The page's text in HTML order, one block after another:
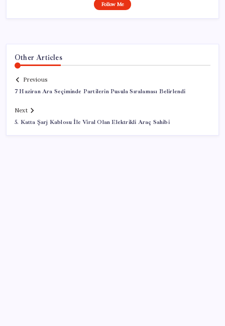
Follow Me
Other Articles
Previous
7 Haziran Ara Seçiminde Partilerin Pusula Sıralaması Belirlendi
Next
5. Katta Şarj Kablosu İle Viral Olan Elektrikli Araç Sahibi